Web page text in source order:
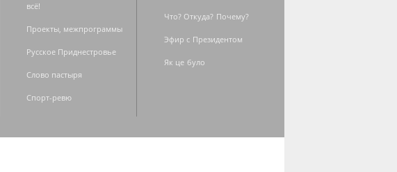
всё!
Проекты, межпрограммы
Русское Приднестровье
Слово пастыря
Спорт-ревю
Что? Откуда? Почему?
Эфир с Президентом
Як це було